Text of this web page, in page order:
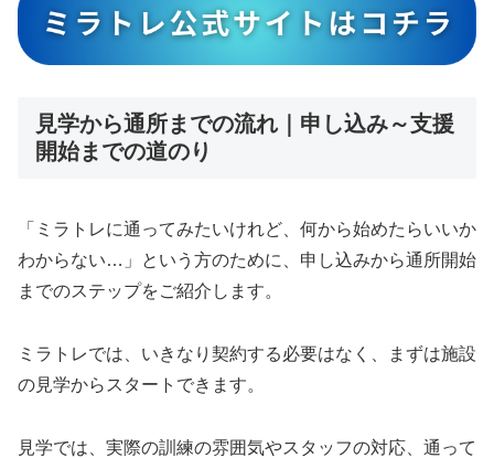
見学から通所までの流れ｜申し込み～支援
開始までの道のり
「ミラトレに通ってみたいけれど、何から始めたらいいか
わからない…」という方のために、申し込みから通所開始
までのステップをご紹介します。
ミラトレでは、いきなり契約する必要はなく、まずは施設
の見学からスタートできます。
見学では、実際の訓練の雰囲気やスタッフの対応、通って